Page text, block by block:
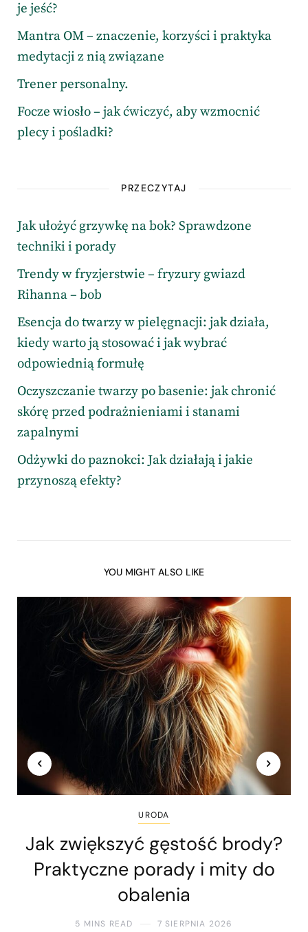
je jeść?
Mantra OM – znaczenie, korzyści i praktyka
medytacji z nią związane
Trener personalny.
Focze wiosło – jak ćwiczyć, aby wzmocnić
plecy i pośladki?
PRZECZYTAJ
Jak ułożyć grzywkę na bok? Sprawdzone
techniki i porady
Trendy w fryzjerstwie – fryzury gwiazd
Rihanna – bob
Esencja do twarzy w pielęgnacji: jak działa,
kiedy warto ją stosować i jak wybrać
odpowiednią formułę
Oczyszczanie twarzy po basenie: jak chronić
skórę przed podrażnieniami i stanami
zapalnymi
Odżywki do paznokci: Jak działają i jakie
przynoszą efekty?
YOU MIGHT ALSO LIKE
URODA
Jak zwiększyć gęstość brody?
Praktyczne porady i mity do
obalenia
5 MINS READ 7 SIERPNIA 2026